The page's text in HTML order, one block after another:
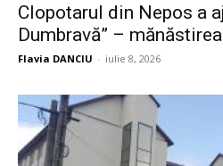
Clopotarul din Nepos a
Dumbravă” –
Flavia DANCIU - iulie 8, 2026